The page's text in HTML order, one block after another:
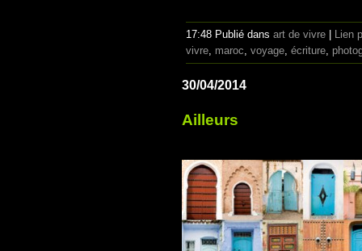
17:48 Publié dans art de vivre
Lien
vivre, maroc, voyage, écriture,
30/04/2014
Ailleurs